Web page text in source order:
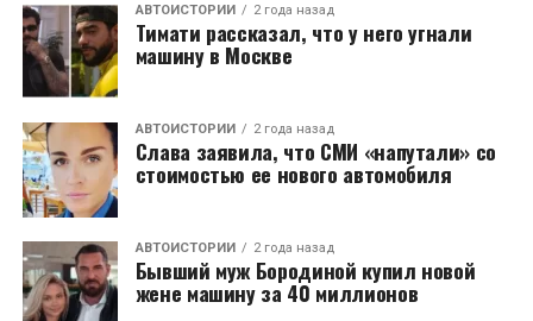
АВТОИСТОРИИ 2 года назад
Тимати рассказал, что у него угнали
машину в Москве
АВТОИСТОРИИ 2 года назад
Слава заявила, что СМИ «напутали» со
стоимостью ее нового автомобиля
АВТОИСТОРИИ 2 года назад
Бывший муж Бородиной купил новой
жене машину за 40 миллионов